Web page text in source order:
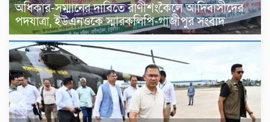
অধিকার-সম্মানের দাবিতে রাণীশংকৈলে আদিবাসীদের
পদযাত্রা, ইউএনওকে স্মারকলিপি-গাজীপুর সংবাদ